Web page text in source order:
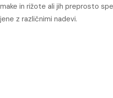
in rižote ali jih preprosto
z različnimi nadevi.